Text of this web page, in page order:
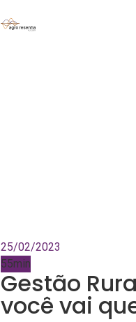
25/02/2023
55min
Gestão
você vai